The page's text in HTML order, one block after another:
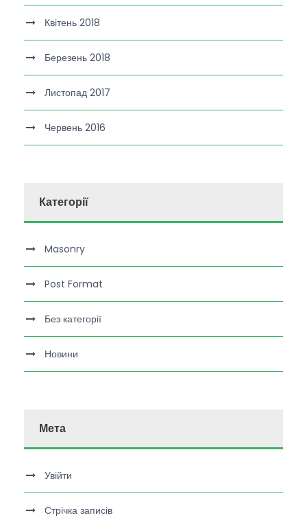
Квітень 2018
Березень 2018
Листопад 2017
Червень 2016
Категорії
Masonry
Post Format
Без категорії
Новини
Мета
Увійти
Стрічка записів